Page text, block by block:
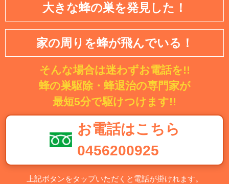
大きな蜂の巣を発見した！
家の周りを蜂が飛んでいる！
そんな場合は迷わずお電話を!!
蜂の巣駆除・蜂退治の専門家が
最短5分で駆けつけます!!
お電話はこちら
0456200925
上記ボタンをタップいただくと電話が掛けれます。